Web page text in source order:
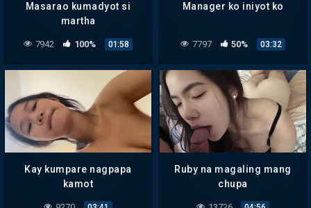
Masarao kumadyot si
martha
7942 100% 01:58
Manager ko iniyot ko
7797 50% 03:32
Kay kumpare nagpapa
kamot
Ruby na magaling mang
chupa